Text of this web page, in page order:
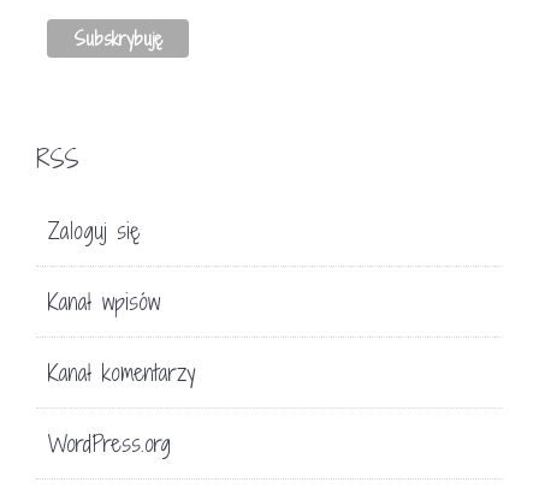
RSS
Zaloguj się
Kanał wpisów
Kanał komentarzy
WordPress.org